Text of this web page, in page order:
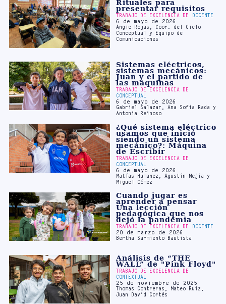
Conceptual y Equipo de
Comunicaciones
Sistemas eléctricos,
sistemas mecánicos:
TRABAJO DE EXCELENCIA DE
CONCEPTUAL
6 de mayo de 2026
Gabriel Salazar, Ana Sofía Rada y
Antonia Reinoso
¿Qué sistema eléctrico
usamos que inició
siendo un sistema
mecánico?: Máquina
TRABAJO DE EXCELENCIA DE
CONCEPTUAL
6 de mayo de 2026
Matías Humanez, Agustín Mejía y
Miguel Gómez
Cuando jugar es
aprender a pensar
Una lección
pedagógica que nos
TRABAJO DE EXCELENCIA DE
20 de marzo de 2026
Bertha Sarmiento Bautista
Análisis de “THE
WALL” de "Pink Floyd"
25 de noviembre de 2025
Thomas Contreras, Mateo Ruiz,
Juan David Cortés